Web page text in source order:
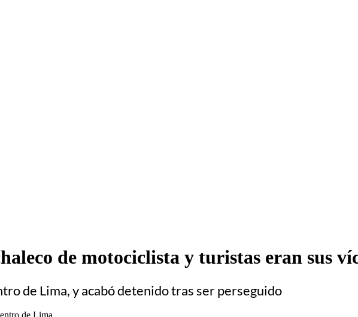
de motociclista y turistas eran sus
de Lima, y acabó detenido tras ser perseguido